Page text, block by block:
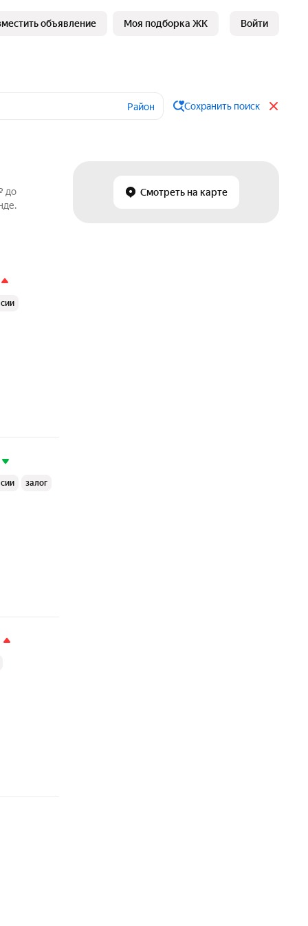
объявление Моя подборка ЖК Войти
Район Сохранить поиск
Смотреть на карте
до
залог